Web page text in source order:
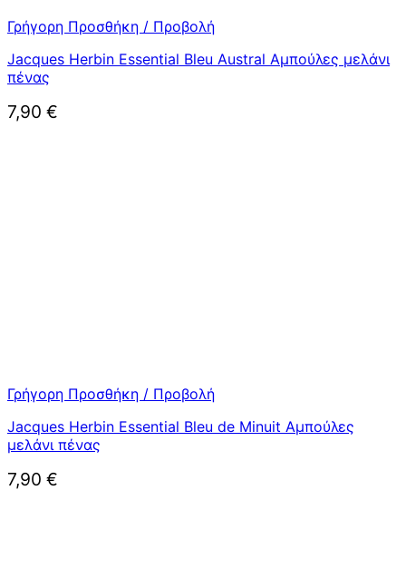
Γρήγορη Προσθήκη / Προβολή
Jacques Herbin Essential Bleu Austral Αμπούλες μελάνι
πένας
7,90 €
Γρήγορη Προσθήκη / Προβολή
Jacques Herbin Essential Bleu de Minuit Αμπούλες
μελάνι πένας
7,90 €